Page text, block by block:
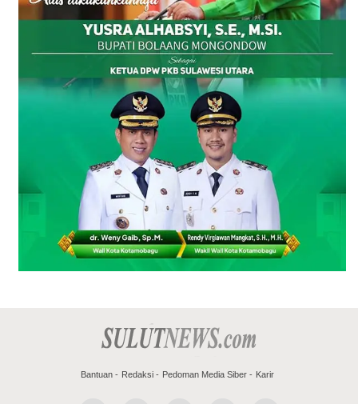
Bantuan Redaksi Pedoman Media Siber Karir